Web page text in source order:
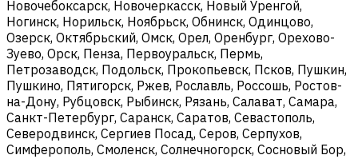
Новочебоксарск, Новочеркасск, Новый Уренгой,
Ногинск, Норильск, Ноябрьск, Обнинск, Одинцово,
Озерск, Октябрьский, Омск, Орел, Оренбург, Орехово-
Зуево, Орск, Пенза, Первоуральск, Пермь,
Петрозаводск, Подольск, Прокопьевск, Псков, Пушкин,
Пушкино, Пятигорск, Ржев, Рославль, Россошь, Ростов-
на-Дону, Рубцовск, Рыбинск, Рязань, Салават, Самара,
Санкт-Петербург, Саранск, Саратов, Севастополь,
Северодвинск, Сергиев Посад, Серов, Серпухов,
Симферополь, Смоленск, Солнечногорск, Сосновый Бор,